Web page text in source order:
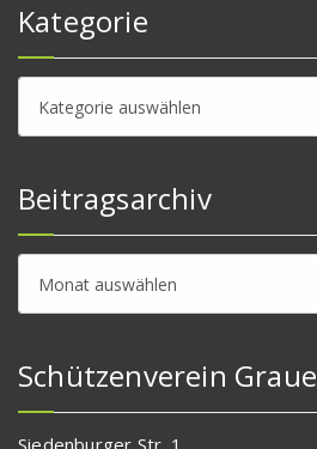
Kategorie
Kategorie
Beitragsarchiv
Beitragsarchiv
Schützenverein Graue